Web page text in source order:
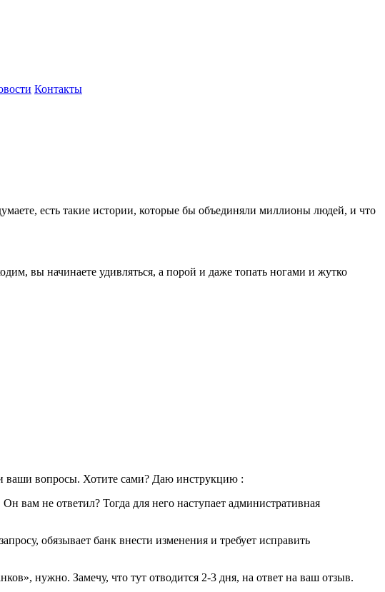
Контакты
есть такие истории, которые бы объединяли миллионы людей, и что
вы начинаете удивляться, а порой и даже топать ногами и жутко
ваши вопросы. Хотите сами? Даю инструкцию :
вам не ответил? Тогда для него наступает административная
обязывает банк внести изменения и требует исправить
нужно. Замечу, что тут отводится 2-3 дня, на ответ на ваш отзыв.